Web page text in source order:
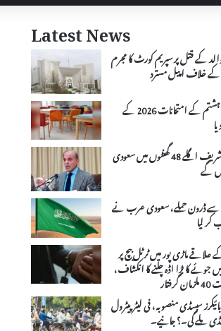
Latest News
کے قتل پر سپریم کورٹ کا مجرم
خلاف اپیل مسترد
پیکٹا نے جماعت ہشتم کے امتحانات 2026 کے
وزیراعظم شہباز شریف اگلے 48 گھنٹوں میں سعودی
گے
سے ڈرون حملے، سعودی عرب نے
کر لیا
ماڑی پور میں ٹرٹل بیچ پر
کا بڑا اڈہ چلنے کا انکشاف،
سبسڈی منصوبہ، فی لیٹر پیٹرول
ملے گی۔؟ جانیے۔